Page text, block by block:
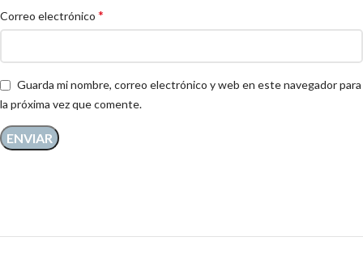
Correo electrónico *
Guarda mi nombre, correo electrónico y web en este navegador para
la próxima vez que comente.